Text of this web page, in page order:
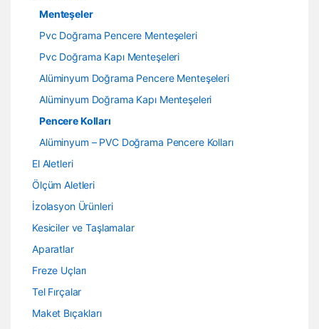
Menteşeler
Pvc Doğrama Pencere Menteşeleri
Pvc Doğrama Kapı Menteşeleri
Alüminyum Doğrama Pencere Menteşeleri
Alüminyum Doğrama Kapı Menteşeleri
Pencere Kolları
Alüminyum – PVC Doğrama Pencere Kolları
El Aletleri
Ölçüm Aletleri
İzolasyon Ürünleri
Kesiciler ve Taşlamalar
Aparatlar
Freze Uçları
Tel Fırçalar
Maket Bıçakları